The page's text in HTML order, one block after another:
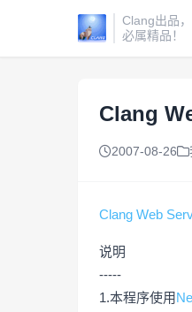
Clang出品，
必属精品！
Clang
2007-08-26
Clang Web
说明
-----
1.本程序使用